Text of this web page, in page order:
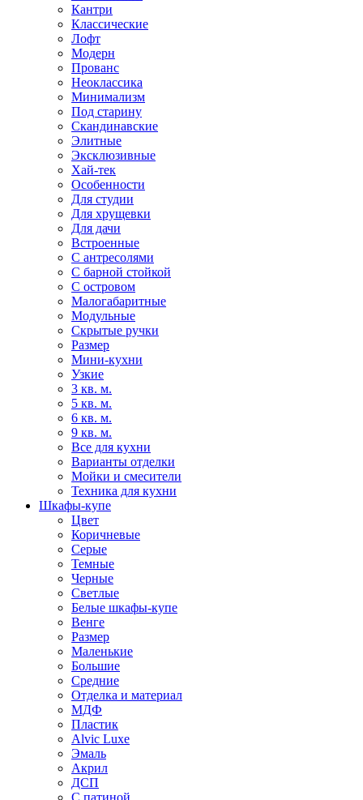
Кантри
Классические
Лофт
Модерн
Прованс
Неоклассика
Минимализм
Под старину
Скандинавские
Элитные
Эксклюзивные
Хай-тек
Особенности
Для студии
Для хрущевки
Для дачи
Встроенные
С антресолями
С барной стойкой
С островом
Малогабаритные
Модульные
Скрытые ручки
Размер
Мини-кухни
Узкие
3 кв. м.
5 кв. м.
6 кв. м.
9 кв. м.
Все для кухни
Варианты отделки
Мойки и смесители
Техника для кухни
Шкафы-купе
Цвет
Коричневые
Серые
Темные
Черные
Светлые
Белые шкафы-купе
Венге
Размер
Маленькие
Большие
Средние
Отделка и материал
МДФ
Пластик
Alvic Luxe
Эмаль
Акрил
ДСП
С патиной